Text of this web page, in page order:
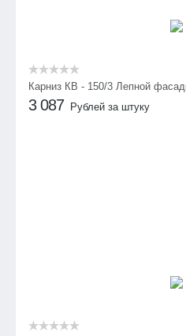
Карниз КВ - 150/3 Лепной
3 087 Рублей за штуку